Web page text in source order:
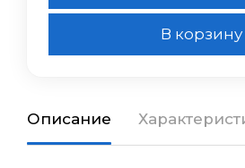
В корзину
Описание